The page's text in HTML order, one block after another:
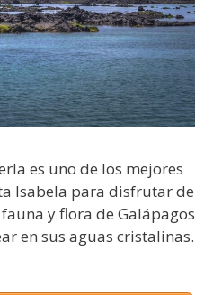
es uno de los mejores
Isabela para disfrutar de
y flora de Galápagos
en sus aguas cristalinas.